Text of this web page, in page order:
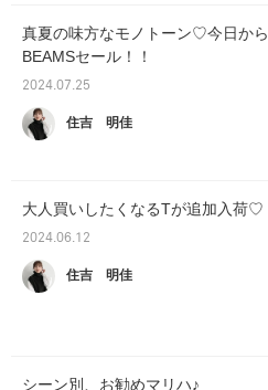
真夏の味方なモノトーン♡今日から
BEAMSセール！！
2024.07.25
住吉 明佳
大人買いしたくなるTが追加入荷♡
2024.06.12
住吉 明佳
シーン別、お勧めマリハ♪